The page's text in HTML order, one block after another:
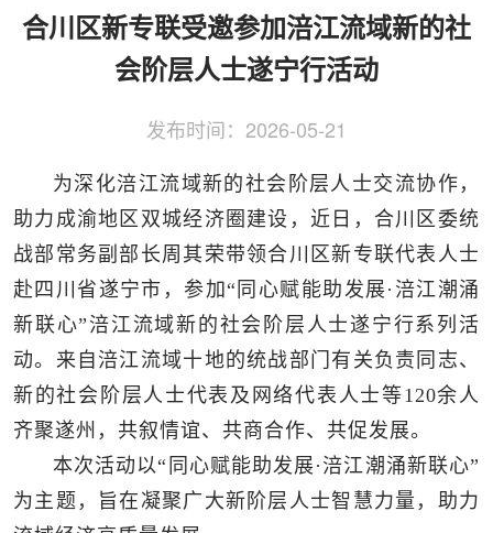
侨务工作 区县动态 统战历史文化
合川区新专联受邀参加涪江流域新的社
会阶层人士遂宁行活动
发布时间： 2026-05-21
为深化涪江流域新的社会阶层人士交流协作，
助力成渝地区双城经济圈建设，近日，合川区委统
战部常务副部长周其荣带领合川区新专联代表人士
赴四川省遂宁市，参加“同心赋能助发展·涪江潮涌
新联心”涪江流域新的社会阶层人士遂宁行系列活
动。来自涪江流域十地的统战部门有关负责同志、
新的社会阶层人士代表及网络代表人士等120余人
齐聚遂州，共叙情谊、共商合作、共促发展。
本次活动以“同心赋能助发展·涪江潮涌新联心”
为主题，旨在凝聚广大新阶层人士智慧力量，助力